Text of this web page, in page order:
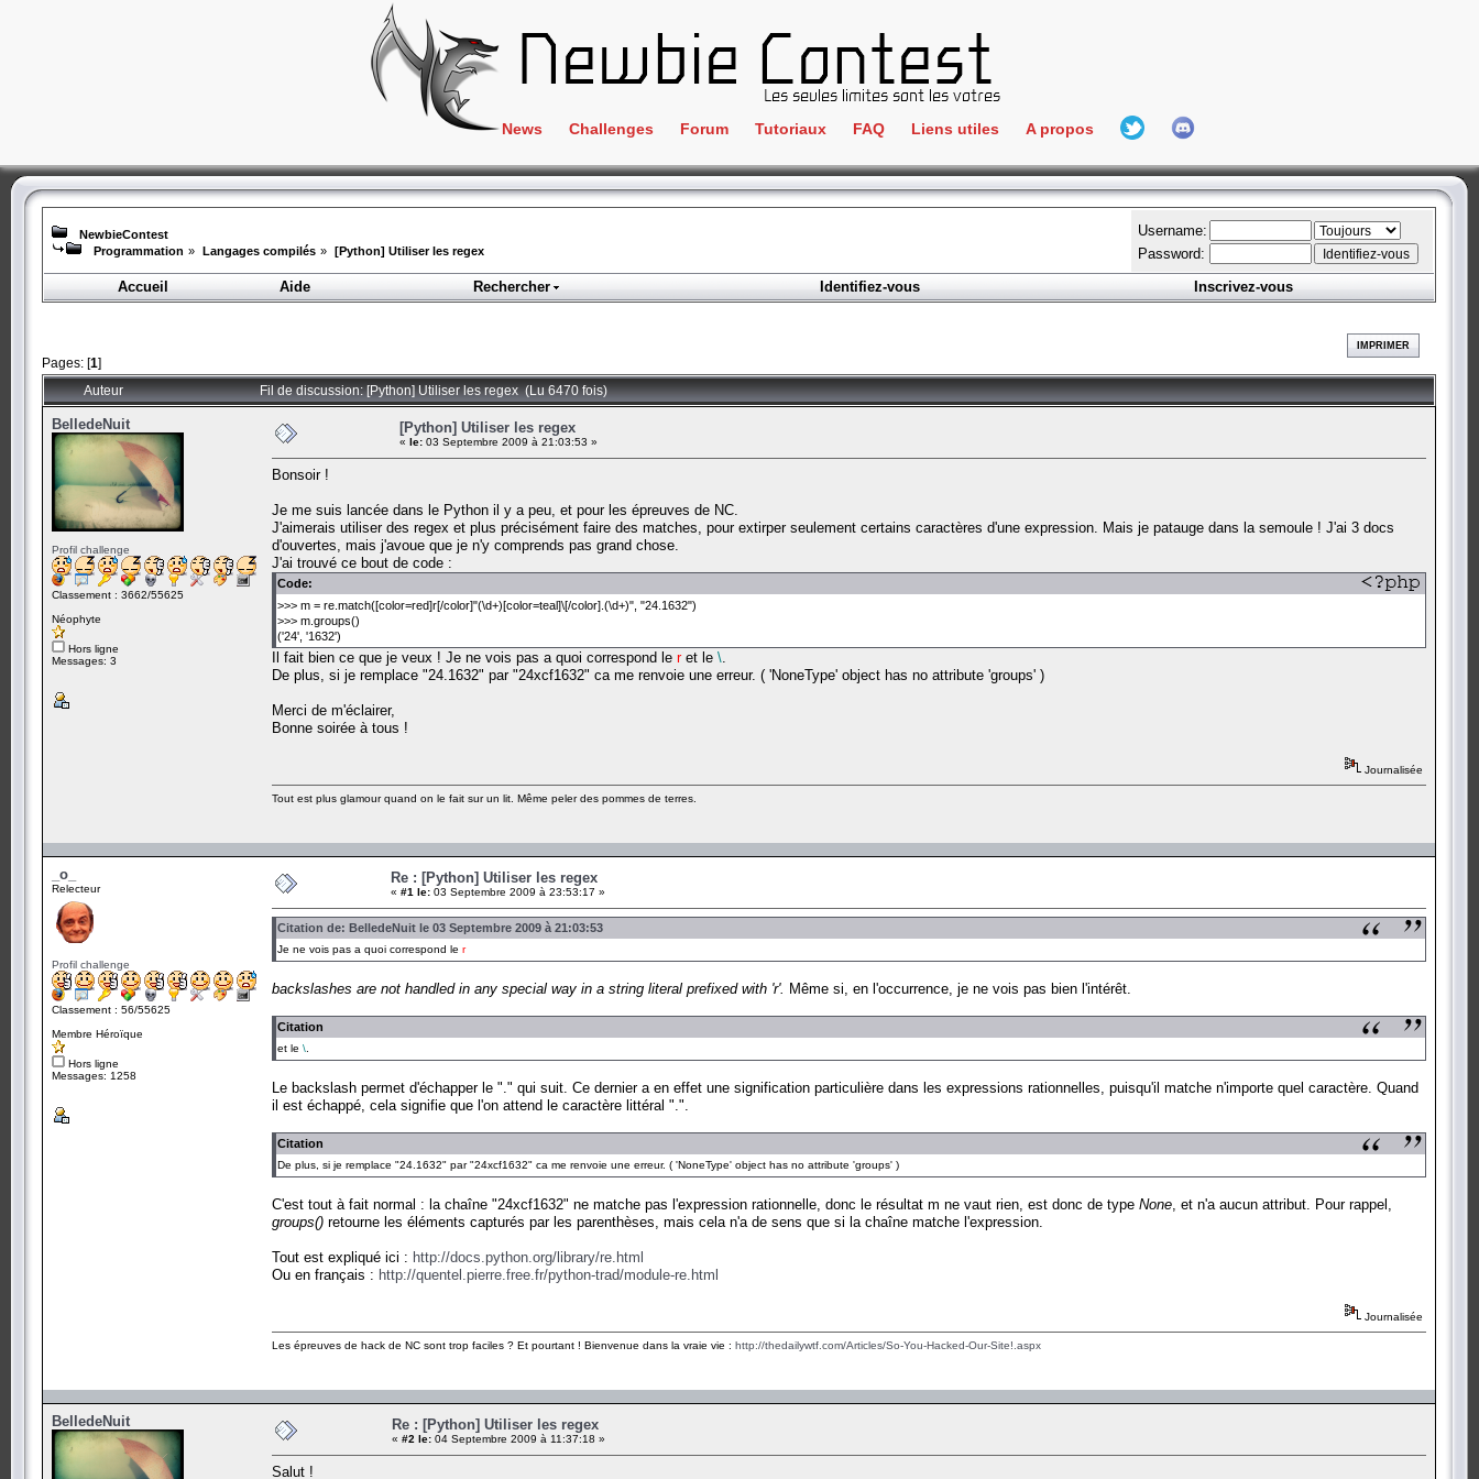
News Challenges
Crackme
ClientSide
Forensics
Programmation
Wargame
Forum Tutoriaux FAQ Liens utiles
IRC
Newbie Connect
Partenaires
Goodies
L'incubateur
A propos
L'équipe
Hall Of Fame
NewbieContest
Programmation » Langages compilés » [Python] Utiliser les regex
Username:
Password:
Accueil
Aide Rechercher Identifiez-vous Inscrivez-vous
Pages: [1]
IMPRIMER
Auteur Fil de discussion: [Python] Utiliser les regex (Lu 6470 fois)
BelledeNuit
Profil challenge
Classement : 3662/55625
Néophyte
Hors ligne
Messages: 3
[Python] Utiliser les regex
« le: 03 Septembre 2009 à 21:03:53 »
Bonsoir !
Je me suis lancée dans le Python il y a peu, et pour les épreuves de NC.
J'aimerais utiliser des regex et plus précisément faire des matches, pour extirper seulement certains caractères d'une expression. Mais je patauge dans la semoule ! J'ai 3 docs
d'ouvertes, mais j'avoue que je n'y comprends pas grand chose.
J'ai trouvé ce bout de code :
Code:
>>> m = re.match([color=red]r[/color]"(\d+)[color=teal]\[/color].(\d+)", "24.1632")
>>> m.groups()
('24', '1632')
Il fait bien ce que je veux ! Je ne vois pas a quoi correspond le ret le \
De plus, si je remplace "24.1632" par "24xcf1632" ca me renvoie une erreur. ( 'NoneType' object has no attribute 'groups' )
Merci de m'éclairer,
Bonne soirée à tous !
Journalisée
Tout est plus glamour quand on le fait sur un lit. Même peler des pommes de terres.
_o_
Relecteur
Profil challenge
Classement : 56/55625
Membre Héroïque
Hors ligne
Messages: 1258
Re : [Python] Utiliser les regex
« #1 le: 03 Septembre 2009 à 23:53:17 »
Citation de: BelledeNuit le 03 Septembre 2009 à 21:03:53
Je ne vois pas a quoi correspond le r
backslashes are not handled in any special way in a string literal prefixed with 'r'. Même si, en l'occurrence, je ne vois pas bien l'intérêt.
Citation
et le \
Le backslash permet d'échapper le "." qui suit. Ce dernier a en effet une signification particulière dans les expressions rationnelles, puisqu'il matche n'importe quel caractère. Quand
il est échappé, cela signifie que l'on attend le caractère littéral ".".
Citation
De plus, si je remplace "24.1632" par "24xcf1632" ca me renvoie une erreur. ( 'NoneType' object has no attribute 'groups' )
C'est tout à fait normal : la chaîne "24xcf1632" ne matche pas l'expression rationnelle, donc le résultat m ne vaut rien, est donc de type None , et n'a aucun attribut. Pour rappel,
groups() retourne les éléments capturés par les parenthèses, mais cela n'a de sens que si la chaîne matche l'expression.
Tout est expliqué ici : http://docs.python.org/library/re.html
Ou en français : http://quentel.pierre.free.fr/python-trad/module-re.html
Journalisée
Les épreuves de hack de NC sont trop faciles ? Et pourtant ! Bienvenue dans la vraie vie : http://thedailywtf.com/Articles/So-You-Hacked-Our-Site!.aspx
BelledeNuit Re : [Python] Utiliser les regex
« #2 le: 04 Septembre 2009 à 11:37:18 »
Salut !